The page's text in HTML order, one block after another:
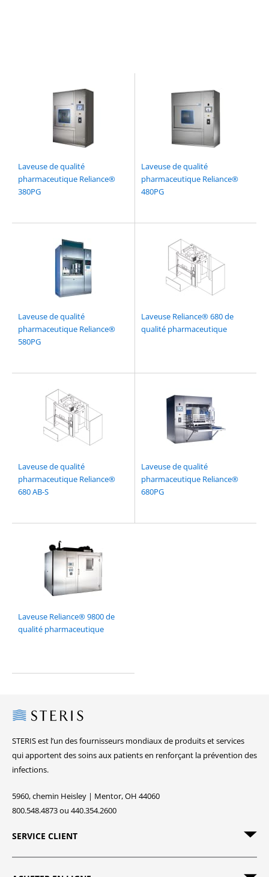
Laveuse de qualité
pharmaceutique Reliance®
380PG
Laveuse de qualité
pharmaceutique Reliance®
480PG
Laveuse de qualité
pharmaceutique Reliance®
580PG
Laveuse Reliance® 680 de
qualité pharmaceutique
Laveuse de qualité
pharmaceutique Reliance®
680 AB-S
Laveuse de qualité
pharmaceutique Reliance®
680PG
Laveuse Reliance® 9800 de
qualité pharmaceutique
Steris
STERIS est l’un des fournisseurs mondiaux de produits et services
qui apportent des soins aux patients en renforçant la prévention des
infections.
5960, chemin Heisley | Mentor, OH 44060
800.548.4873 ou 440.354.2600
SERVICE CLIENT